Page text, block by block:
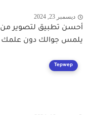
ديسمبر 23, 2024
أحسن تطبيق لتصوير من
يلمس جوالك دون علمك
Tepwep